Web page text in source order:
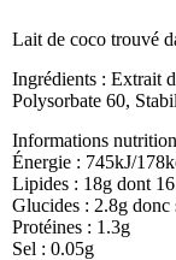
Lait de coco trouvé
Ingrédients : Extrait
Polysorbate 60,
Informations
Énergie : 745kJ/
Lipides : 18g dont
Glucides : 2.8g donc
Protéines : 1.3g
Sel : 0.05g